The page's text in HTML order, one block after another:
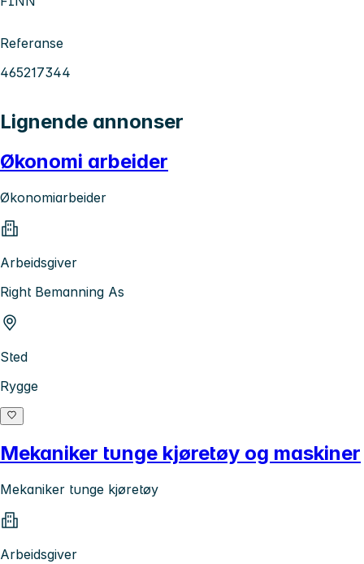
Referanse
465217344
Lignende annonser
Økonomi arbeider
Økonomiarbeider
Arbeidsgiver
Right Bemanning As
Sted
Rygge
Mekaniker tunge kjøretøy og maskiner
Mekaniker tunge kjøretøy
Arbeidsgiver